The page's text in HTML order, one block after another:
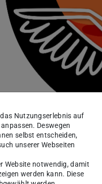
Nutzungserlebnis auf
Deswegen
selbst entscheiden,
unserer Webseiten
Website notwendig, damit
werden kann. Diese